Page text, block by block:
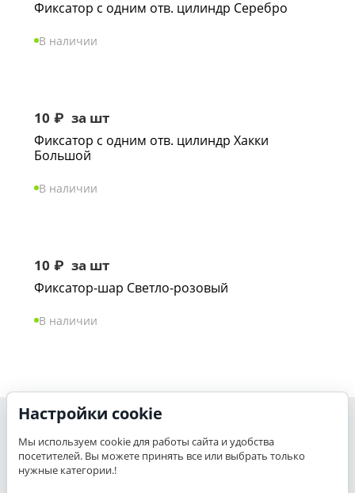
Фиксатор с одним отв. цилиндр Серебро
В наличии
10 ₽ за шт
Фиксатор с одним отв. цилиндр Хакки
Большой
В наличии
10 ₽ за шт
Фиксатор-шар Светло-розовый
В наличии
Моя учетная запись
K-TEX
Настройки cookie
Мы используем cookie для работы сайта и удобства
посетителей. Вы можете принять все или выбрать только
нужные категории.!